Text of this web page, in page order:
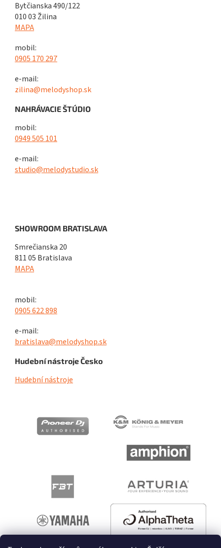
Bytčianska 490/122
010 03 Žilina
MAPA
mobil:
0905 170 297
e-mail:
zilina@melodyshop.sk
NAHRÁVACIE ŠTÚDIO
mobil:
0949 505 101
e-mail:
studio@melodystudio.sk
SHOWROOM BRATISLAVA
Smrečianska 20
811 05 Bratislava
MAPA
mobil:
0905 622 898
e-mail:
bratislava@melodyshop.sk
Hudební nástroje Česko
Hudební nástroje